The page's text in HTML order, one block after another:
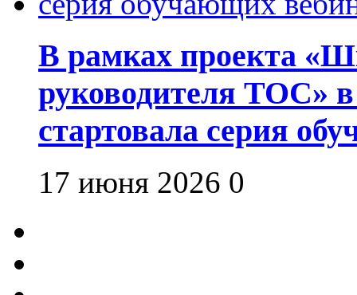
В рамках проекта
руководителя ТОС»
стартовала серия
17 июня 2026 0